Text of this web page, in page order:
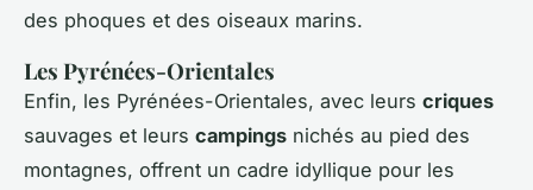
des phoques et des oiseaux marins.
Les Pyrénées-Orientales
Enfin, les Pyrénées-Orientales, avec leurs criques
sauvages et leurs campings nichés au pied des
montagnes, offrent un cadre idyllique pour les